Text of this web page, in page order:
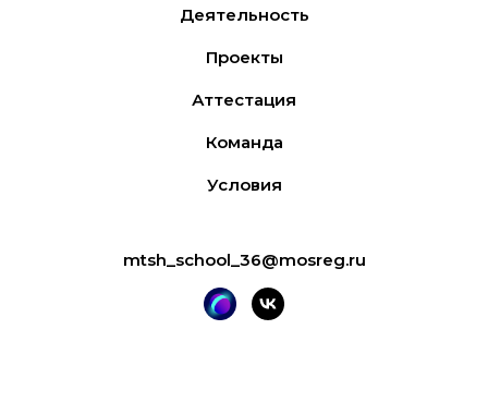
Деятельность
Проекты
Аттестация
Команда
Условия
mtsh_school_36@mosreg.ru